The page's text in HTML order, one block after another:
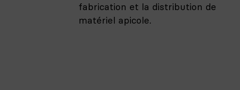
fabrication et la distribution de
matériel apicole.